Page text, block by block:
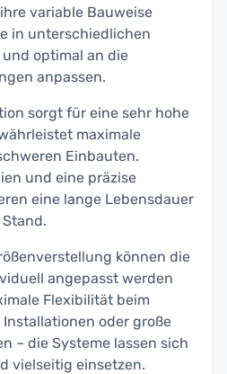
variable Bauweise
in unterschiedlichen
optimal an die
anpassen.
sorgt für eine sehr hohe
maximale
Einbauten.
und eine präzise
eine lange Lebensdauer
können die
angepasst werden
Flexibilität beim
oder große
– die Systeme lassen sich
vielseitig einsetzen.